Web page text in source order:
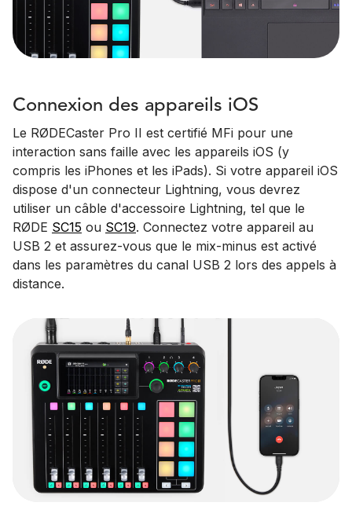
Connexion des appareils iOS
Le RØDECaster Pro II est certifié MFi pour une
interaction sans faille avec les appareils iOS (y
compris les iPhones et les iPads). Si votre appareil iOS
dispose d'un connecteur Lightning, vous devrez
utiliser un câble d'accessoire Lightning, tel que le
RØDE SC15 ou SC19. Connectez votre appareil au
USB 2 et assurez-vous que le mix-minus est activé
dans les paramètres du canal USB 2 lors des appels à
distance.